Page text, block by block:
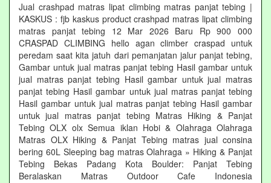
Jual crashpad matras lipat climbing matras panjat tebing |
KASKUS : fjb kaskus product crashpad matras lipat climbing
matras panjat tebing 12 Mar 2026 Baru Rp 900 000
CRASPAD CLIMBING hello agan climber craspad untuk
peredam saat kita jatuh dari pemanjatan jalur panjat tebing,
Gambar untuk jual matras panjat tebing Hasil gambar untuk
jual matras panjat tebing Hasil gambar untuk jual matras
panjat tebing Hasil gambar untuk jual matras panjat tebing
Hasil gambar untuk jual matras panjat tebing Hasil gambar
untuk jual matras panjat tebing Matras Hiking & Panjat
Tebing OLX olx Semua iklan Hobi & Olahraga Olahraga
Matras OLX Hiking & Panjat Tebing matras jual consina
bering 60L Sleeping bag matras Olahraga » Hiking & Panjat
Tebing Bekas Padang Kota Boulder: Panjat Tebing
Beralaskan Matras Outdoor Cafe Indonesia